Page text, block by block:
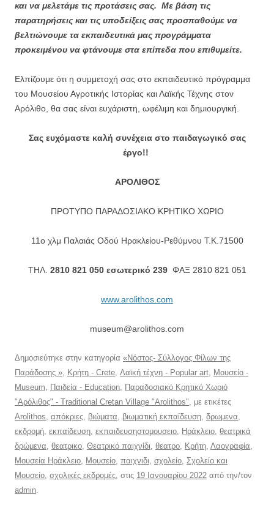
και να μελετάμε τις προτάσεις σας. Με βάση τις
παρατηρήσεις και τις υποδείξεις σας προσπαθούμε να
βελτιώνουμε τα εκπαιδευτικά μας προγράμματα
προκειμένου να φτάνουμε στα επίπεδα που επιθυμείτε.
Ελπίζουμε ότι η συμμετοχή σας στο εκπαιδευτικό πρόγραμμα
του Μουσείου Αγροτικής Ιστορίας και Λαϊκής Τέχνης στον
Αρόλιθο, θα σας είναι ευχάριστη, ωφέλιμη και δημιουργική.
Σας ευχόμαστε καλή συνέχεια στο παιδαγωγικό σας
έργο!!
ΑΡΟΛΙΘΟΣ
ΠΡΟΤΥΠΟ ΠΑΡΑΔΟΣΙΑΚΟ ΚΡΗΤΙΚΟ ΧΩΡΙΟ
11ο χλμ Παλαιάς Οδού Ηρακλείου-Ρεθύμνου T.K.71500
ΤΗΛ. 2810 821 050 εσωτερικό 239ΦΑΞ 2810 821 051
www.arolithos.com
museum@arolithos.com
Δημοσιεύτηκε στην κατηγορία «Νόστος- Σύλλογος Φίλων της
Παράδοσης », Κρήτη - Crete, Λαϊκή τέχνη - Popular art, Μουσείο -
Museum, Παιδεία - Education, Παραδοσιακό Κρητικό Χωριό
"Αρόλιθος" - Traditional Cretan Village "Arolithos", με ετικέτες
Arolithos, απόκριες, βιώματα, βιωματική εκπαίδευση, δρωμενα,
εκδρομή, εκπαίδευση, εκπαιδευσηστομουσειο, Ηράκλειο, θεατρικά
δρώμενα, θεατρικο, Θεατρικό παιχνίδι, θεατρο, Κρήτη, Λαογραφία,
Μουσεία Ηράκλειο, Μουσείο, παιχνιδι, σχολείο, Σχολείο και
Μουσείο, σχολικές εκδρομές, στις 19 Ιανουαρίου 2022 από την/τον
admin.